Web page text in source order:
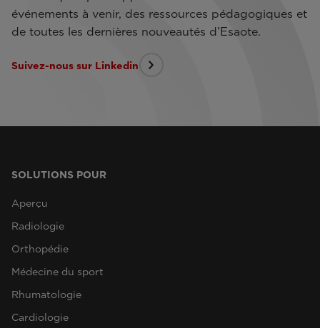
événements à venir, des ressources pédagogiques et
de toutes les dernières nouveautés d’Esaote.
Suivez-nous sur Linkedin
SOLUTIONS POUR
Aperçu
Radiologie
Orthopédie
Médecine du sport
Rhumatologie
Cardiologie